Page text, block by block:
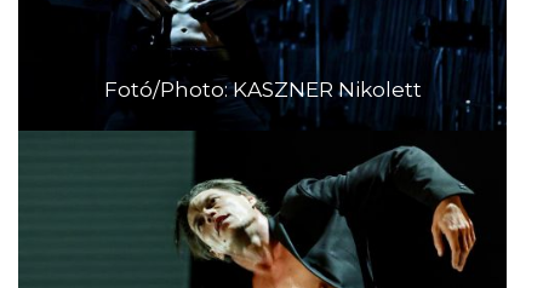
Fotó/Photo: KASZNER Nikolett